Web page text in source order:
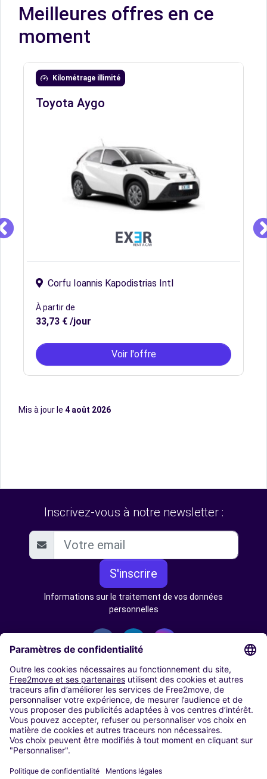
Meilleures offres en ce
moment
Kilométrage illimité
Toyota Aygo
Corfu Ioannis Kapodistrias Intl
À partir de
33,73 € /jour
Voir l'offre
Mis à jour le 4 août 2026
Inscrivez-vous à notre newsletter :
S'inscrire
Informations sur le traitement de vos données
personnelles
AUTOPARTAGE